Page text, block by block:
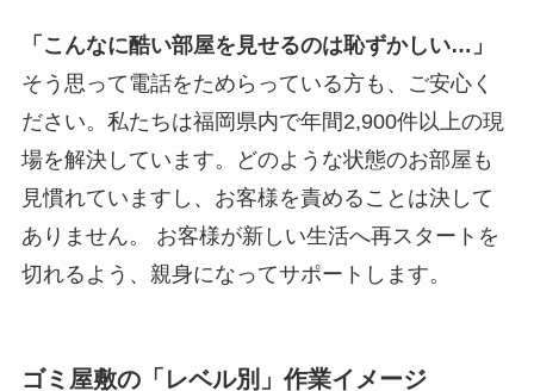
「こんなに酷い部屋を見せるのは恥ずかしい…」
そう思って電話をためらっている方も、ご安心く
ださい。私たちは福岡県内で年間2,900件以上の現
場を解決しています。どのような状態のお部屋も
見慣れていますし、お客様を責めることは決して
ありません。 お客様が新しい生活へ再スタートを
切れるよう、親身になってサポートします。
ゴミ屋敷の「レベル別」作業イメージ